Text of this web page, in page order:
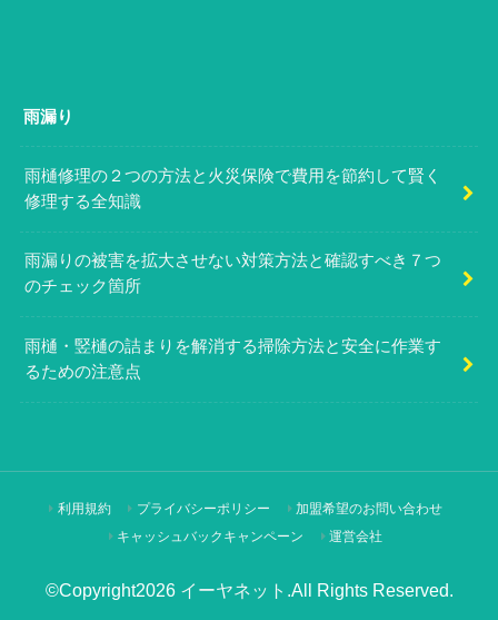
雨漏り
雨樋修理の２つの方法と火災保険で費用を節約して賢く
修理する全知識
雨漏りの被害を拡大させない対策方法と確認すべき７つ
のチェック箇所
雨樋・竪樋の詰まりを解消する掃除方法と安全に作業す
るための注意点
利用規約 プライバシーポリシー 加盟希望のお問い合わせ
キャッシュバックキャンペーン 運営会社
©Copyright2026 イーヤネット .All Rights Reserved.